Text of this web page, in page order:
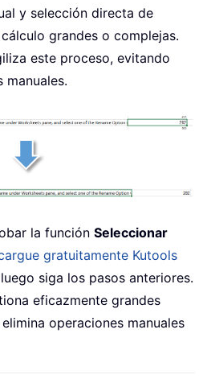
y selección directa de
grandes o complejas.
este proceso, evitando
la función Seleccionar
gratuitamente Kutools
siga los pasos anteriores.
eficazmente grandes
operaciones manuales